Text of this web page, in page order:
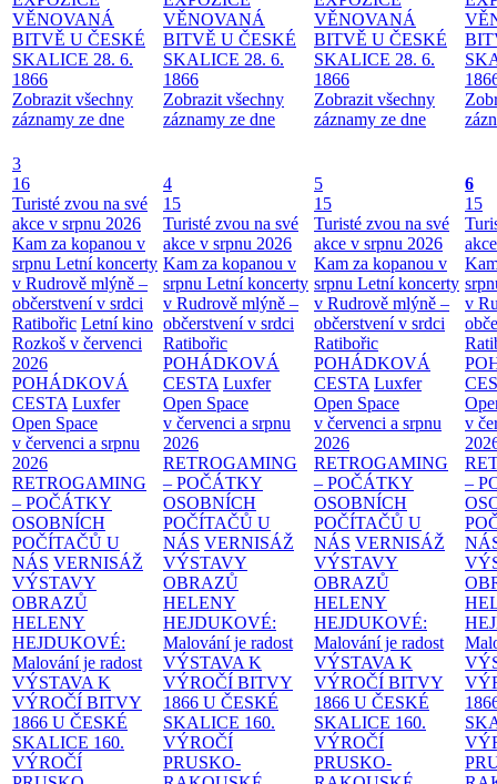
VĚNOVANÁ
BITVĚ U ČESKÉ
SKALICE 28. 6.
1866
Zobrazit všechny
záznamy ze dne
VĚNOVANÁ
BITVĚ U ČESKÉ
SKALICE 28. 6.
1866
Zobrazit všechny
záznamy ze dne
VĚNOVANÁ
BITVĚ U ČESKÉ
SKALICE 28. 6.
1866
Zobrazit všechny
záznamy ze dne
3
16
Turisté zvou na své
akce v srpnu 2026
Kam za kopanou v
srpnu Letní koncerty
v Rudrově mlýně –
občerstvení v srdci
Ratibořic Letní kino
Rozkoš v červenci
2026
POHÁDKOVÁ
CESTA Luxfer
Open Space
v červenci a srpnu
2026
RETROGAMING
– POČÁTKY
OSOBNÍCH
POČÍTAČŮ U
NÁS VERNISÁŽ
VÝSTAVY
OBRAZŮ
HELENY
HEJDUKOVÉ:
Malování je radost
VÝSTAVA K
VÝROČÍ BITVY
1866 U ČESKÉ
SKALICE 160.
VÝROČÍ
4
15
Turisté zvou na své
akce v srpnu 2026
Kam za kopanou v
srpnu Letní koncerty
v Rudrově mlýně –
občerstvení v srdci
Ratibořic
POHÁDKOVÁ
CESTA Luxfer
Open Space
v červenci a srpnu
2026
RETROGAMING
– POČÁTKY
OSOBNÍCH
POČÍTAČŮ U
NÁS VERNISÁŽ
VÝSTAVY
OBRAZŮ
HELENY
HEJDUKOVÉ:
Malování je radost
VÝSTAVA K
VÝROČÍ BITVY
1866 U ČESKÉ
SKALICE 160.
VÝROČÍ
PRUSKO-
5
15
Turisté zvou na své
akce v srpnu 2026
Kam za kopanou v
srpnu Letní koncerty
v Rudrově mlýně –
občerstvení v srdci
Ratibořic
POHÁDKOVÁ
CESTA Luxfer
Open Space
v červenci a srpnu
2026
RETROGAMING
– POČÁTKY
OSOBNÍCH
POČÍTAČŮ U
NÁS VERNISÁŽ
VÝSTAVY
OBRAZŮ
HELENY
HEJDUKOVÉ:
Malování je radost
VÝSTAVA K
VÝROČÍ BITVY
1866 U ČESKÉ
SKALICE 160.
VÝROČÍ
PRUSKO-
6
15
v
v
–